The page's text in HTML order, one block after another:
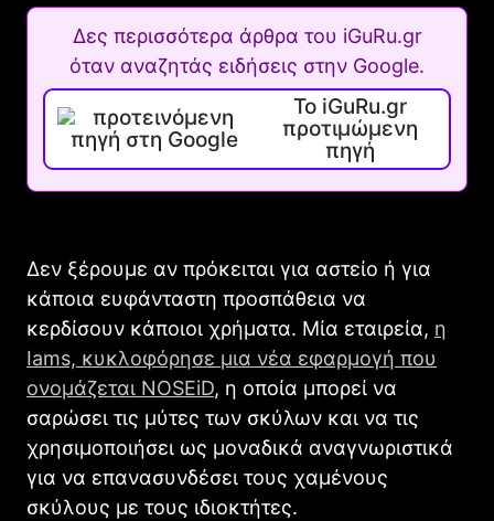
Δες περισσότερα άρθρα του iGuRu.gr
όταν αναζητάς ειδήσεις στην Google.
Το iGuRu.gr
προτιμώμενη
πηγή
Δεν ξέρουμε αν πρόκειται για αστείο ή για
κάποια ευφάνταστη προσπάθεια να
κερδίσουν κάποιοι χρήματα. Μία εταιρεία, η
Iams, κυκλοφόρησε μια νέα εφαρμογή που
ονομάζεται NOSEiD, η οποία μπορεί να
σαρώσει τις μύτες των σκύλων και να τις
χρησιμοποιήσει ως μοναδικά αναγνωριστικά
για να επανασυνδέσει τους χαμένους
σκύλους με τους ιδιοκτήτες.